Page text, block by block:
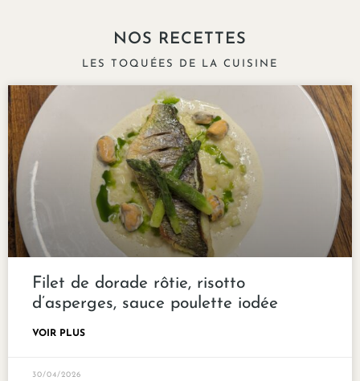
NOS RECETTES
LES TOQUÉES DE LA CUISINE
Filet de dorade rôtie, risotto
d’asperges, sauce poulette iodée
VOIR PLUS
30/04/2026